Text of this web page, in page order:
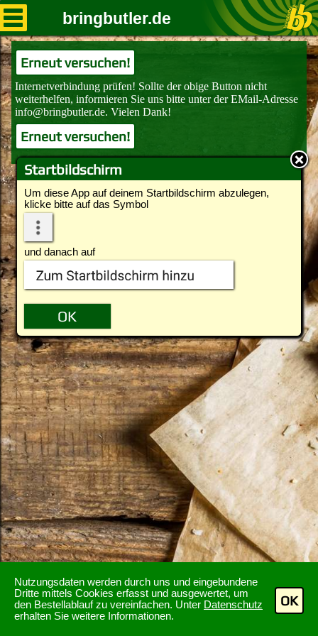
Nutzungsdaten werden durch uns und eingebundene
Dritte mittels Cookies erfasst und ausgewertet, um
den Bestellablauf zu vereinfachen. Unter Datenschutz
erhalten Sie weitere Informationen.
OK
Startbildschirm
Um diese App auf deinem Startbildschirm abzulegen,
klicke bitte auf das Symbol
und danach auf
bringbutler.de
Erneut versuchen!
Erneut versuchen!